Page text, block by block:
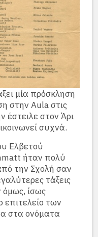
μία πρόσκληση
στην Aula στις
έστειλε στον Άρι
συχνά.
Ελβετού
ήταν πολύ
την Σχολή σαν
τάξεις
όμως, ίσως
επιτελείο των
στα ονόματα